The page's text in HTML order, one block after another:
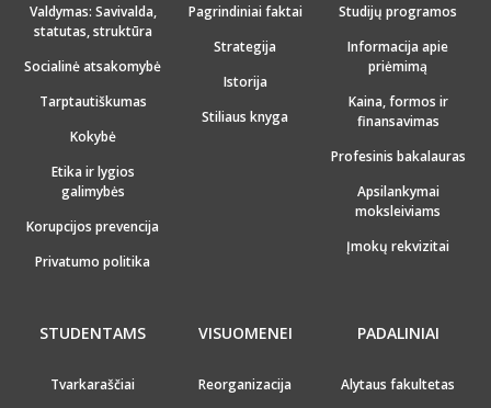
Valdymas: Savivalda,
statutas, struktūra
Socialinė atsakomybė
Tarptautiškumas
Kokybė
Etika ir lygios
galimybės
Korupcijos prevencija
Privatumo politika
Pagrindiniai faktai
Strategija
Istorija
Stiliaus knyga
Studijų programos
Informacija apie
priėmimą
Kaina, formos ir
finansavimas
Profesinis bakalauras
Apsilankymai
moksleiviams
Įmokų rekvizitai
STUDENTAMS
Tvarkaraščiai
VISUOMENEI
Reorganizacija
PADALINIAI
Alytaus fakultetas